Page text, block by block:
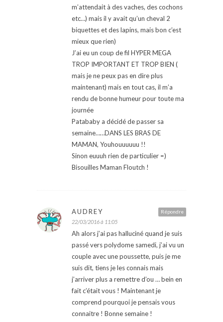
m’attendait à des vaches, des cochons
etc…) mais il y avait qu’un cheval 2
biquettes et des lapins, mais bon c’est
mieux que rien)
J’ai eu un coup de fil HYPER MEGA
TROP IMPORTANT ET TROP BIEN (
mais je ne peux pas en dire plus
maintenant) mais en tout cas, il m’a
rendu de bonne humeur pour toute ma
journée
Patababy a décidé de passer sa
semaine……DANS LES BRAS DE
MAMAN, Youhouuuuuu !!
Sinon euuuh rien de particulier =)
Bisouilles Maman Floutch !
Répondre
AUDREY
22/03/2016 à 11:05
Ah alors j’ai pas halluciné quand je suis
passé vers polydome samedi, j’ai vu un
couple avec une poussette, puis je me
suis dit, tiens je les connais mais
j’arriver plus a remettre d’ou … bein en
fait c’était vous ! Maintenant je
comprend pourquoi je pensais vous
connaitre ! Bonne semaine !